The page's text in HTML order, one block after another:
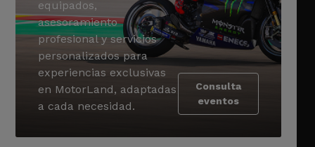
equipados,
asesoramiento
profesional y servicios
personalizados para
experiencias exclusivas
en MotorLand, adaptadas
a cada necesidad.
Consulta
eventos